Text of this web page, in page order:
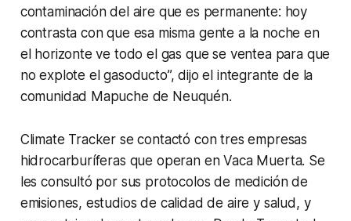
contaminación del aire que es permanente: hoy
contrasta con que esa misma gente a la noche en
el horizonte ve todo el gas que se ventea para que
no explote el gasoducto”, dijo el integrante de la
comunidad Mapuche de Neuquén.
Climate Tracker se contactó con tres empresas
hidrocarburíferas que operan en Vaca Muerta. Se
les consultó por sus protocolos de medición de
emisiones, estudios de calidad de aire y salud, y